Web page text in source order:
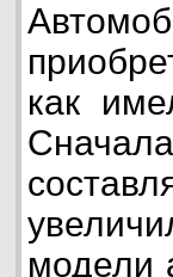
как
модели